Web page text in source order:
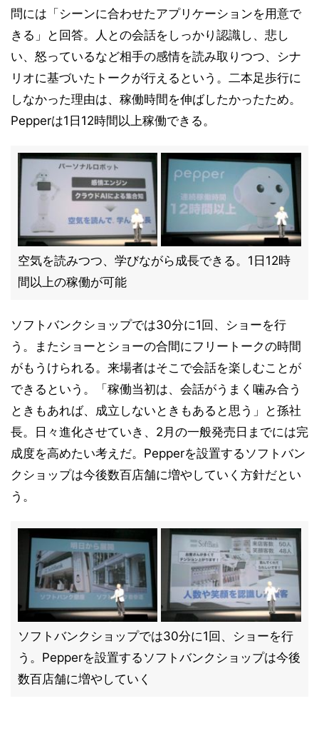
問には「シーンに合わせたアプリケーションを用意で
きる」と回答。人との会話をしっかり認識し、悲し
い、怒っているなど相手の感情を読み取りつつ、シナ
リオに基づいたトークが行えるという。二本足歩行に
しなかった理由は、稼働時間を伸ばしたかったため。
Pepperは1日12時間以上稼働できる。
空気を読みつつ、学びながら成長できる。1日12時
間以上の稼働が可能
ソフトバンクショップでは30分に1回、ショーを行
う。またショーとショーの合間にフリートークの時間
がもうけられる。来場者はそこで会話を楽しむことが
できるという。「稼働当初は、会話がうまく噛み合う
ときもあれば、成立しないときもあると思う」と孫社
長。日々進化させていき、2月の一般発売日までには完
成度を高めたい考えだ。Pepperを設置するソフトバン
クショップは今後数百店舗に増やしていく方針だとい
う。
ソフトバンクショップでは30分に1回、ショーを行
う。Pepperを設置するソフトバンクショップは今後
数百店舗に増やしていく